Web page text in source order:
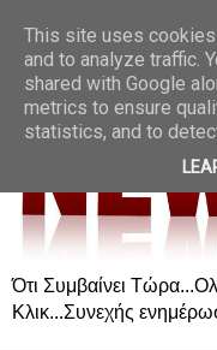
Ότι Συμβαίνει
Κλικ...Συνεχής
This site uses
and to analyze traffic.
shared with Google
metrics to ensure
statistics, and to